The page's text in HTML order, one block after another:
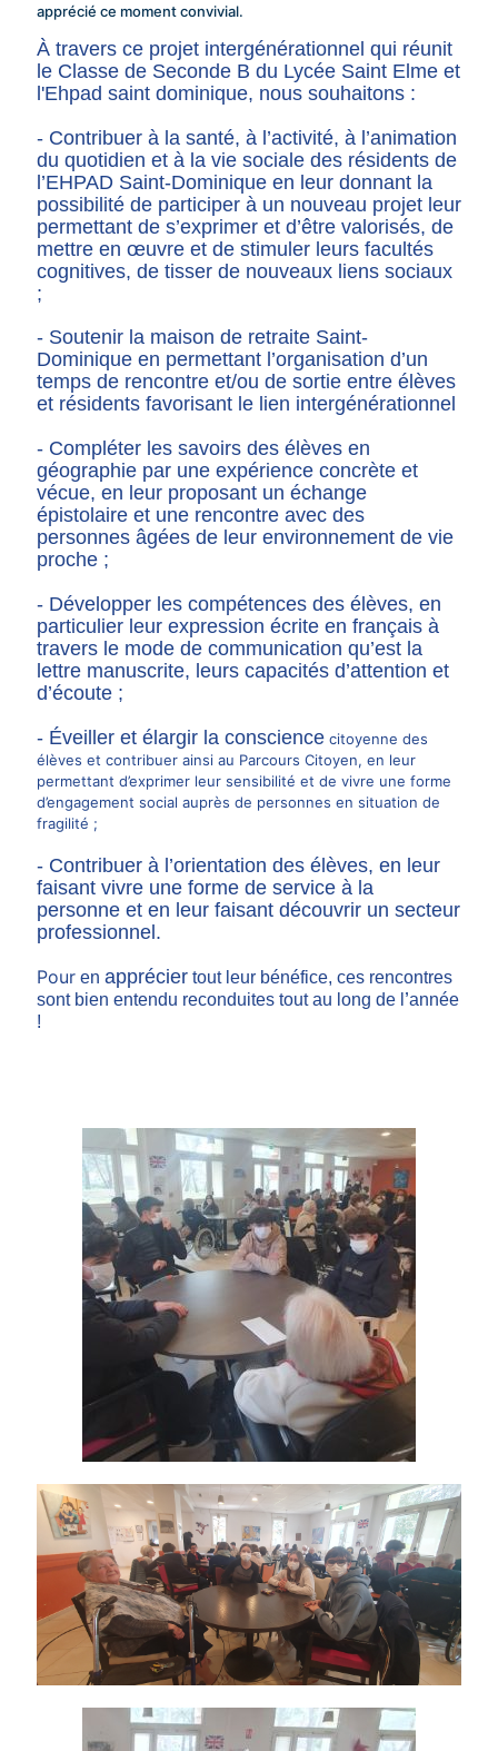
apprécié ce moment convivial.
À travers ce projet intergénérationnel qui réunit
le Classe de Seconde B du Lycée Saint Elme et
l'Ehpad saint dominique, nous souhaitons :
- Contribuer à la santé, à l’activité, à l’animation
du quotidien et à la vie sociale des résidents de
l’EHPAD Saint-Dominique en leur donnant la
possibilité de participer à un nouveau projet leur
permettant de s’exprimer et d’être valorisés, de
mettre en œuvre et de stimuler leurs facultés
cognitives, de tisser de nouveaux liens sociaux
;
- Soutenir la maison de retraite Saint-
Dominique en permettant l’organisation d’un
temps de rencontre et/ou de sortie entre élèves
et résidents favorisant le lien intergénérationnel
- Compléter les savoirs des élèves en
géographie par une expérience concrète et
vécue, en leur proposant un échange
épistolaire et une rencontre avec des
personnes âgées de leur environnement de vie
proche ;
- Développer les compétences des élèves, en
particulier leur expression écrite en français à
travers le mode de communication qu’est la
lettre manuscrite, leurs capacités d’attention et
d’écoute ;
- Éveiller et élargir la conscience citoyenne des
élèves et contribuer ainsi au Parcours Citoyen, en leur
permettant d’exprimer leur sensibilité et de vivre une forme
d’engagement social auprès de personnes en situation de
fragilité ;
- Contribuer à l’orientation des élèves, en leur
faisant vivre une forme de service à la
personne et en leur faisant découvrir un secteur
professionnel.
Pour en apprécier tout leur bénéfice, ces rencontres
sont bien entendu reconduites tout au long de l ’année
!